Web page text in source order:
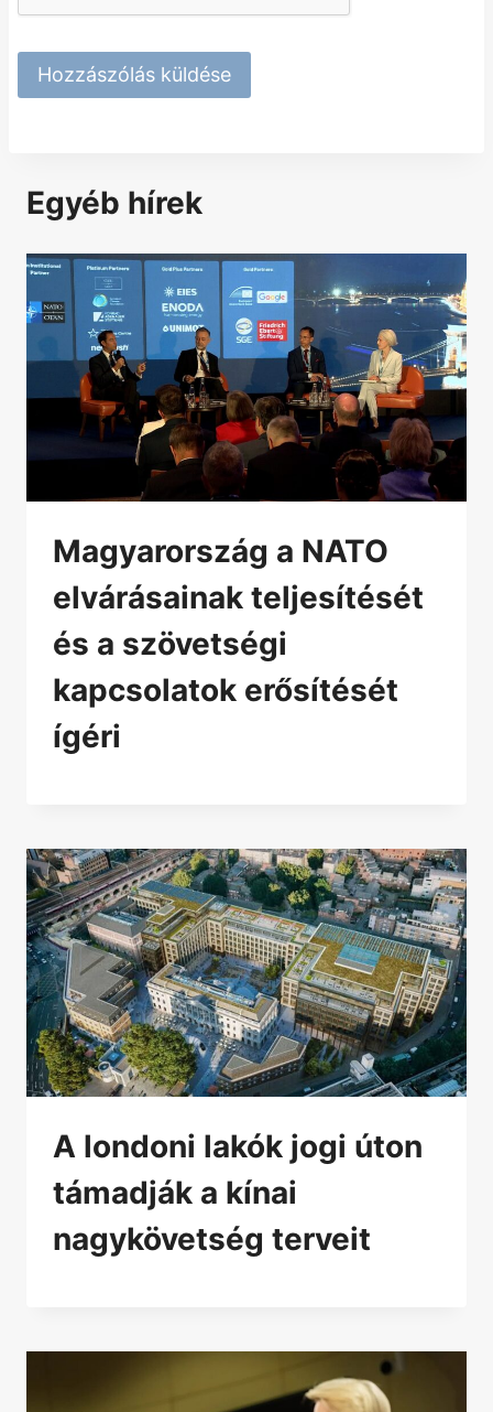
Egyéb hírek
Magyarország a NATO
elvárásainak teljesítését
és a szövetségi
kapcsolatok erősítését
ígéri
A londoni lakók jogi úton
támadják a kínai
nagykövetség terveit